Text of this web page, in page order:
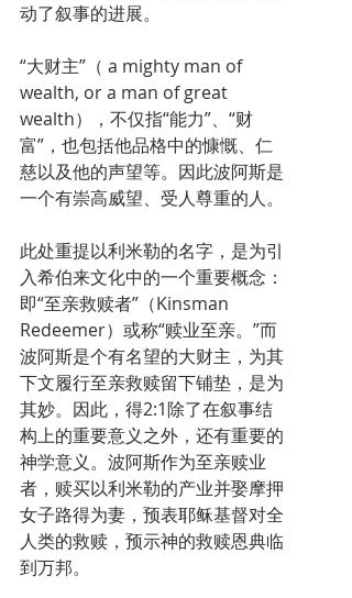
动了叙事的进展。
“大财主”（ a mighty man of
wealth, or a man of great
wealth），不仅指“能力”、“财
富”，也包括他品格中的慷慨、仁
慈以及他的声望等。因此波阿斯是
一个有崇高威望、受人尊重的人。
此处重提以利米勒的名字，是为引
入希伯来文化中的一个重要概念：
即“至亲救赎者”（Kinsman
Redeemer）或称“赎业至亲。”而
波阿斯是个有名望的大财主，为其
下文履行至亲救赎留下铺垫，是为
其妙。因此，得2:1除了在叙事结
构上的重要意义之外，还有重要的
神学意义。波阿斯作为至亲赎业
者，赎买以利米勒的产业并娶摩押
女子路得为妻，预表耶稣基督对全
人类的救赎，预示神的救赎恩典临
到万邦。